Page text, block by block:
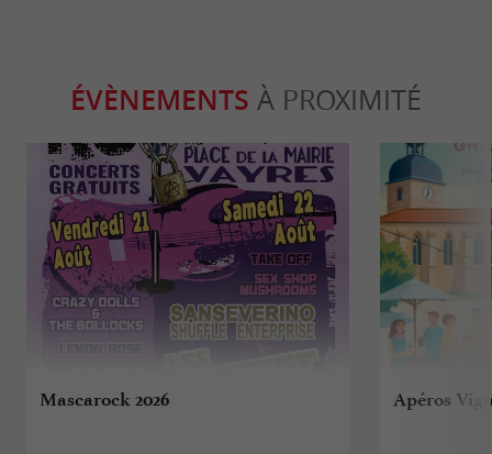
ÉVÈNEMENTS À PROXIMITÉ
Mascarock 2026 Apéros